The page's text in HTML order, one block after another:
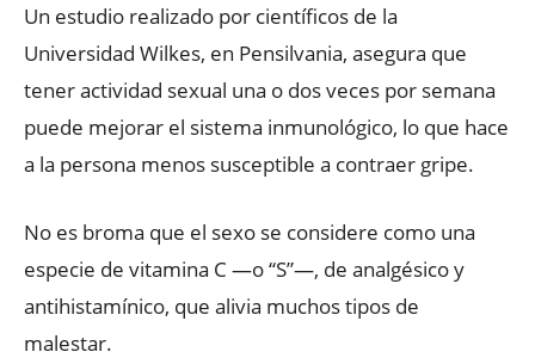
Un estudio realizado por científicos de la
Universidad Wilkes, en Pensilvania, asegura que
tener actividad sexual una o dos veces por semana
puede mejorar el sistema inmunológico, lo que hace
a la persona menos susceptible a contraer gripe.
No es broma que el sexo se considere como una
especie de vitamina C —o “S”—, de analgésico y
antihistamínico, que alivia muchos tipos de
malestar.